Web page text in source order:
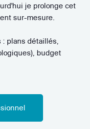
je prolonge cet
sur-mesure.
plans détaillés,
budget